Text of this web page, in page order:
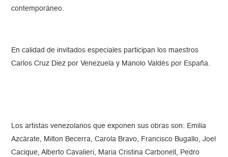
contemporáneo.
En calidad de invitados especiales participan los maestros
Carlos Cruz Diez por Venezuela y Manolo Valdés por España.
Los artistas venezolanos que exponen sus obras son: Emilia
Azcárate, Milton Becerra, Carola Bravo, Francisco Bugallo, Joel
Cacique, Alberto Cavalieri, Maria Cristina Carbonell, Pedro